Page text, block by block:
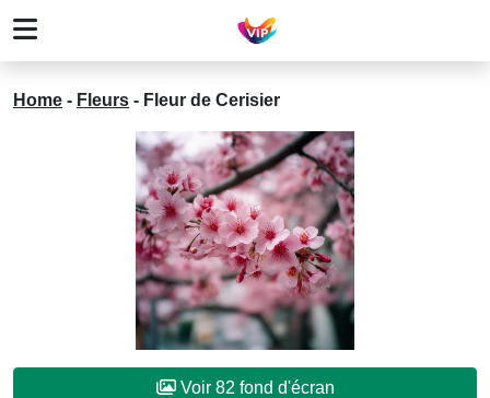
Home - Fleurs - Fleur de Cerisier
Voir 82 fond d'écran